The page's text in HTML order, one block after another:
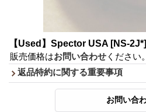
【Used】Spector USA [NS-2J*]
販売価格はお問い合わせ ください。
返品特約に関する重要事項